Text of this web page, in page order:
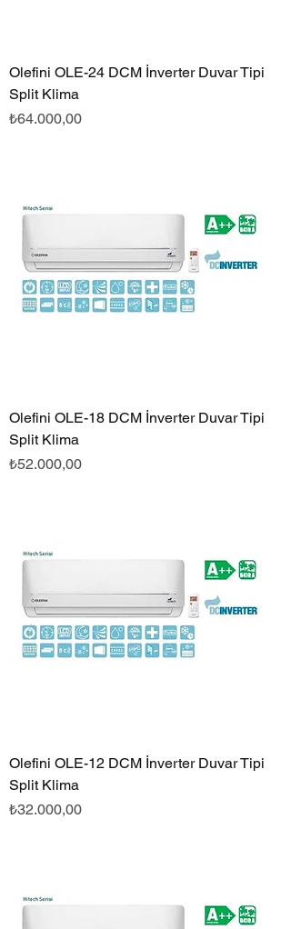
Olefini OLE-24 DCM İnverter Duvar Tipi
Split Klima
Fiyat
₺64.000,00
Olefini OLE-18 DCM İnverter Duvar Tipi
Split Klima
Fiyat
₺52.000,00
Olefini OLE-12 DCM İnverter Duvar Tipi
Split Klima
Fiyat
₺32.000,00